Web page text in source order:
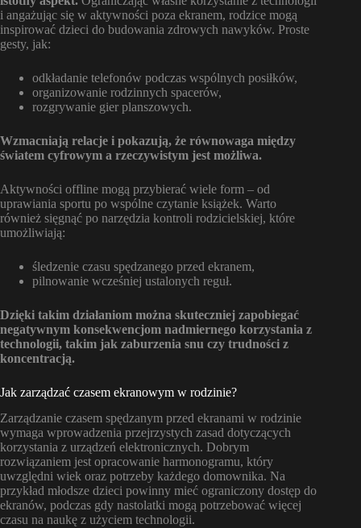
i angażując się w aktywności poza ekranem, rodzice mogą
inspirować dzieci do budowania zdrowych nawyków. Proste
gesty, jak:
odkładanie telefonów podczas wspólnych posiłków,
organizowanie rodzinnych spacerów,
rozgrywanie gier planszowych.
Wzmacniają relacje i pokazują, że równowaga między
światem cyfrowym a rzeczywistym jest możliwa.
Aktywności offline mogą przybierać wiele form – od
uprawiania sportu po wspólne czytanie książek. Warto
również sięgnąć po narzędzia kontroli rodzicielskiej, które
umożliwiają:
śledzenie czasu spędzanego przed ekranem,
pilnowanie wcześniej ustalonych reguł.
Dzięki takim działaniom można skuteczniej zapobiegać
negatywnym konsekwencjom nadmiernego korzystania z
technologii, takim jak zaburzenia snu czy trudności z
koncentracją.
Jak zarządzać czasem ekranowym w rodzinie?
Zarządzanie czasem spędzanym przed ekranami w rodzinie
wymaga wprowadzenia przejrzystych zasad dotyczących
korzystania z urządzeń elektronicznych. Dobrym
rozwiązaniem jest opracowanie harmonogramu, który
uwzględni wiek oraz potrzeby każdego domownika. Na
przykład młodsze dzieci powinny mieć ograniczony dostęp do
ekranów, podczas gdy nastolatki mogą potrzebować więcej
czasu na naukę z użyciem technologii.